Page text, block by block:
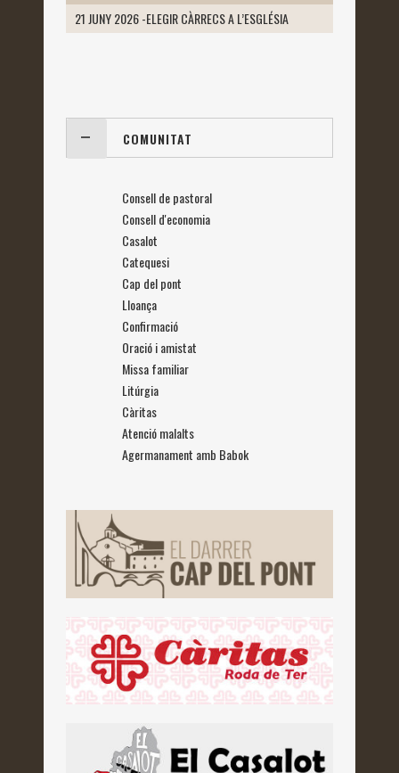
21 JUNY 2026 -ELEGIR CÀRRECS A L’ESGLÉSIA
COMUNITAT
Consell de pastoral
Consell d'economia
Casalot
Catequesi
Cap del pont
Lloança
Confirmació
Oració i amistat
Missa familiar
Litúrgia
Càritas
Atenció malalts
Agermanament amb Babok